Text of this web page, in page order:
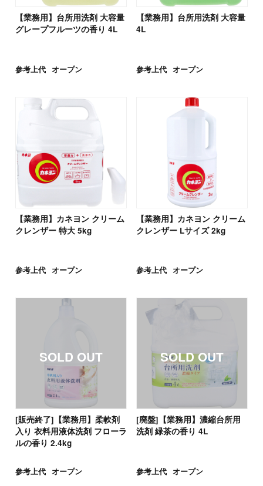
【業務用】台所用洗剤 大容量
グレープフルーツの香り 4L
参考上代 オープン
【業務用】台所用洗剤 大容量
4L
参考上代 オープン
【業務用】カネヨン クリーム
クレンザー 特大 5kg
参考上代 オープン
【業務用】カネヨン クリーム
クレンザー Lサイズ 2kg
参考上代 オープン
[販売終了]【業務用】柔軟剤
入り 衣料用液体洗剤 フローラ
ルの香り 2.4kg
参考上代 オープン
[廃盤]【業務用】濃縮台所用
洗剤 緑茶の香り 4L
参考上代 オープン